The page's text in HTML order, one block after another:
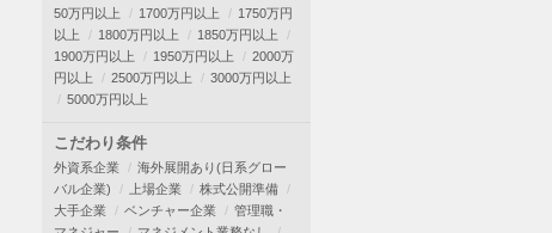
50万円以上
1700万円以上
1750万円
以上
1800万円以上
1850万円以上
1900万円以上
1950万円以上
2000万
円以上
2500万円以上
3000万円以上
5000万円以上
こだわり条件
外資系企業
海外展開あり(日系グロー
バル企業)
上場企業
株式公開準備
大手企業
ベンチャー企業
管理職・